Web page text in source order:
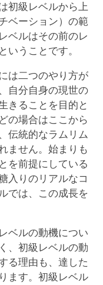
初級レベルから上
ベーション）の範
ベルはその前のレ
いうことです。
は二つのやり方が
自分自身の現世の
きることを目的と
の場合はここから
伝統的なラムリム
ません。始まりも
を前提にしている
入りのリアルなコ
では、この成長を
ベルの動機につい
、初級レベルの動
る理由も、達した
ます。初級レベル